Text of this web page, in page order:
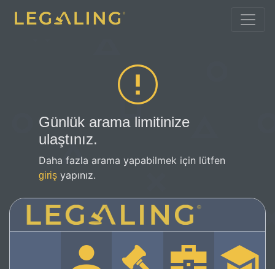
Günlük arama limitinize
ulaştınız.
Daha fazla arama yapabilmek için lütfen
giriş yapınız.